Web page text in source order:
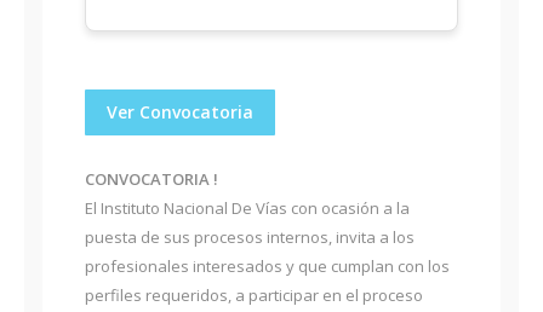
Ver Convocatoria
CONVOCATORIA !
El Instituto Nacional De Vías con ocasión a la
puesta de sus procesos internos, invita a los
profesionales interesados y que cumplan con los
perfiles requeridos, a participar en el proceso